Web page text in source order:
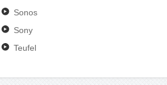
Sonos
Sony
Teufel